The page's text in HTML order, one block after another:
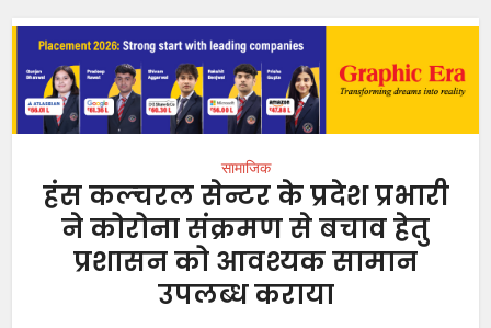
सामाजिक
हंस कल्चरल सेन्टर के प्रदेश प्रभारी
ने कोरोना संक्रमण से बचाव हेतु
प्रशासन को आवश्यक सामान
उपलब्ध कराया